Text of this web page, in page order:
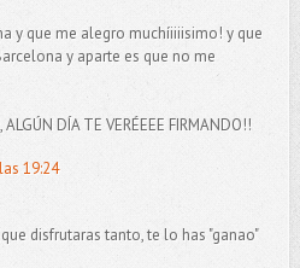
y que me alegro muchíiiiisimo! y que
y aparte es que no me
ALGÚN DÍA TE VERÉEEE FIRMANDO!!
19:24
disfrutaras tanto, te lo has "ganao"